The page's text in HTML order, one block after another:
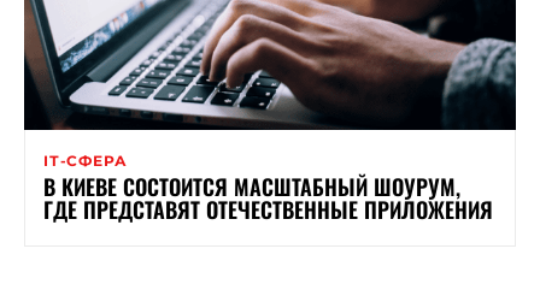
ІТ-СФЕРА
В КИЕВЕ СОСТОИТСЯ МАСШТАБНЫЙ ШОУРУМ,
ГДЕ ПРЕДСТАВЯТ ОТЕЧЕСТВЕННЫЕ ПРИЛОЖЕНИЯ